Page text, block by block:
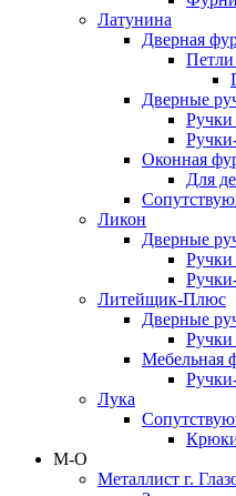
Латунина
Дверная
Дверные
Ручки
Оконная
Для
Ликон
Дверные
Ручки
Литейщик-Плюс
Дверные
Ручки
Мебельная
Лука
М-О
Металлист г.